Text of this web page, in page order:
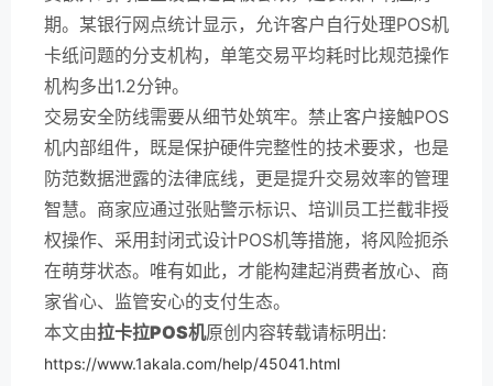
期。某银行网点统计显示，允许客户自行处理POS机
卡纸问题的分支机构，单笔交易平均耗时比规范操作
机构多出1.2分钟。
交易安全防线需要从细节处筑牢。禁止客户接触POS
机内部组件，既是保护硬件完整性的技术要求，也是
防范数据泄露的法律底线，更是提升交易效率的管理
智慧。商家应通过张贴警示标识、培训员工拦截非授
权操作、采用封闭式设计POS机等措施，将风险扼杀
在萌芽状态。唯有如此，才能构建起消费者放心、商
家省心、监管安心的支付生态。
本文由拉卡拉POS机原创内容转载请标明出:
https://www.1akala.com/help/45041.html